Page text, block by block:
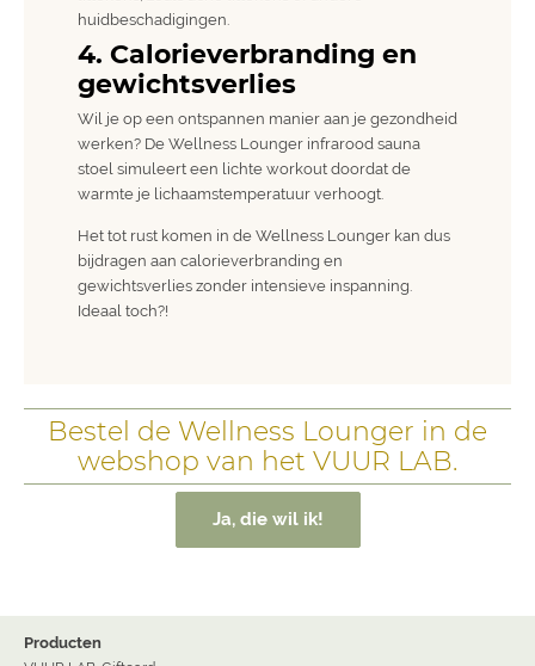
huidbeschadigingen.
4. Calorieverbranding en
gewichtsverlies
Wil je op een ontspannen manier aan je gezondheid
werken? De Wellness Lounger infrarood sauna
stoel simuleert een lichte workout doordat de
warmte je lichaamstemperatuur verhoogt.
Het tot rust komen in de Wellness Lounger kan dus
bijdragen aan calorieverbranding en
gewichtsverlies zonder intensieve inspanning.
Ideaal toch?!
Bestel de Wellness Lounger in de
webshop van het VUUR LAB.
Ja, die wil ik!
Producten